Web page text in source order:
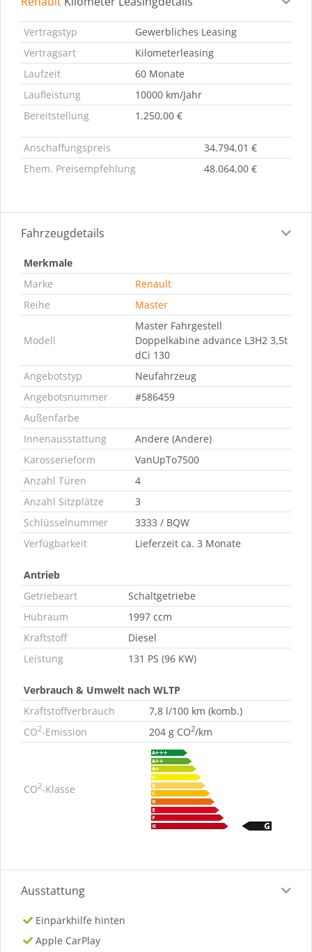
Leasingdetails Fahrzeugdetails
Vertragstyp
Gewerbliches Leasing
Vertragsart
Kilometerleasing
Laufzeit
60 Monate
Laufleistung
10000 km/Jahr
Bereitstellung
1.250,00 €
Anschaffungspreis
34.794,01 €
Ehem. Preisempfehlung
48.064,00 €
Fahrzeugdetails
Merkmale
Marke
Renault
Reihe
Master
Modell
Master Fahrgestell
Doppelkabine advance L3H2 3,5t
dCi 130
Angebotstyp
Neufahrzeug
Angebotsnummer
#586459
Außenfarbe
Innenausstattung
Andere (Andere)
Karosserieform
VanUpTo7500
Anzahl Türen
4
Anzahl Sitzplätze
3
Schlüsselnummer
3333 / BQW
Verfügbarkeit
Lieferzeit ca. 3 Monate
Antrieb
Getriebeart
Schaltgetriebe
Hubraum
1997 ccm
Kraftstoff
Diesel
Leistung
131 PS (96 KW)
Verbrauch & Umwelt nach WLTP
Kraftstoffverbrauch
7,8 l/100 km (komb.)
CO2-Emission 204 g CO2/km
CO2-Klasse
Ausstattung
Einparkhilfe hinten
Apple CarPlay